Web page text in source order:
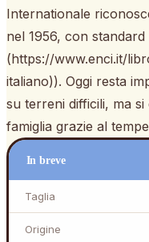
Internationale
nel 1956, con
(https://www.enci.it/
italiano)). Oggi resta
su terreni difficili, ma
famiglia grazie al
In breve
Taglia
Origine